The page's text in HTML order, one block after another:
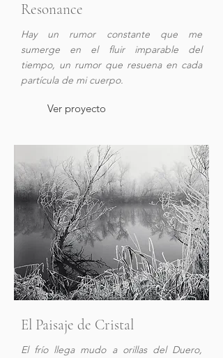
Resonance
Hay un rumor constante que me
sumerge en el fluir imparable del
tiempo, un rumor que resuena en cada
partícula de mi cuerpo.
Ver proyecto
El Paisaje de Cristal
El frío llega mudo a orillas del Duero,